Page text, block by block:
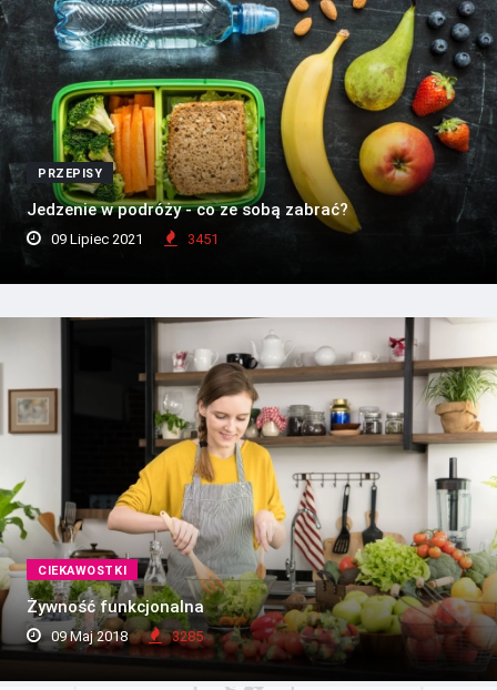
PRZEPISY
Jedzenie w podróży - co ze sobą zabrać?
09 Lipiec 2021 3451
CIEKAWOSTKI
Żywność funkcjonalna
09 Maj 2018 3285